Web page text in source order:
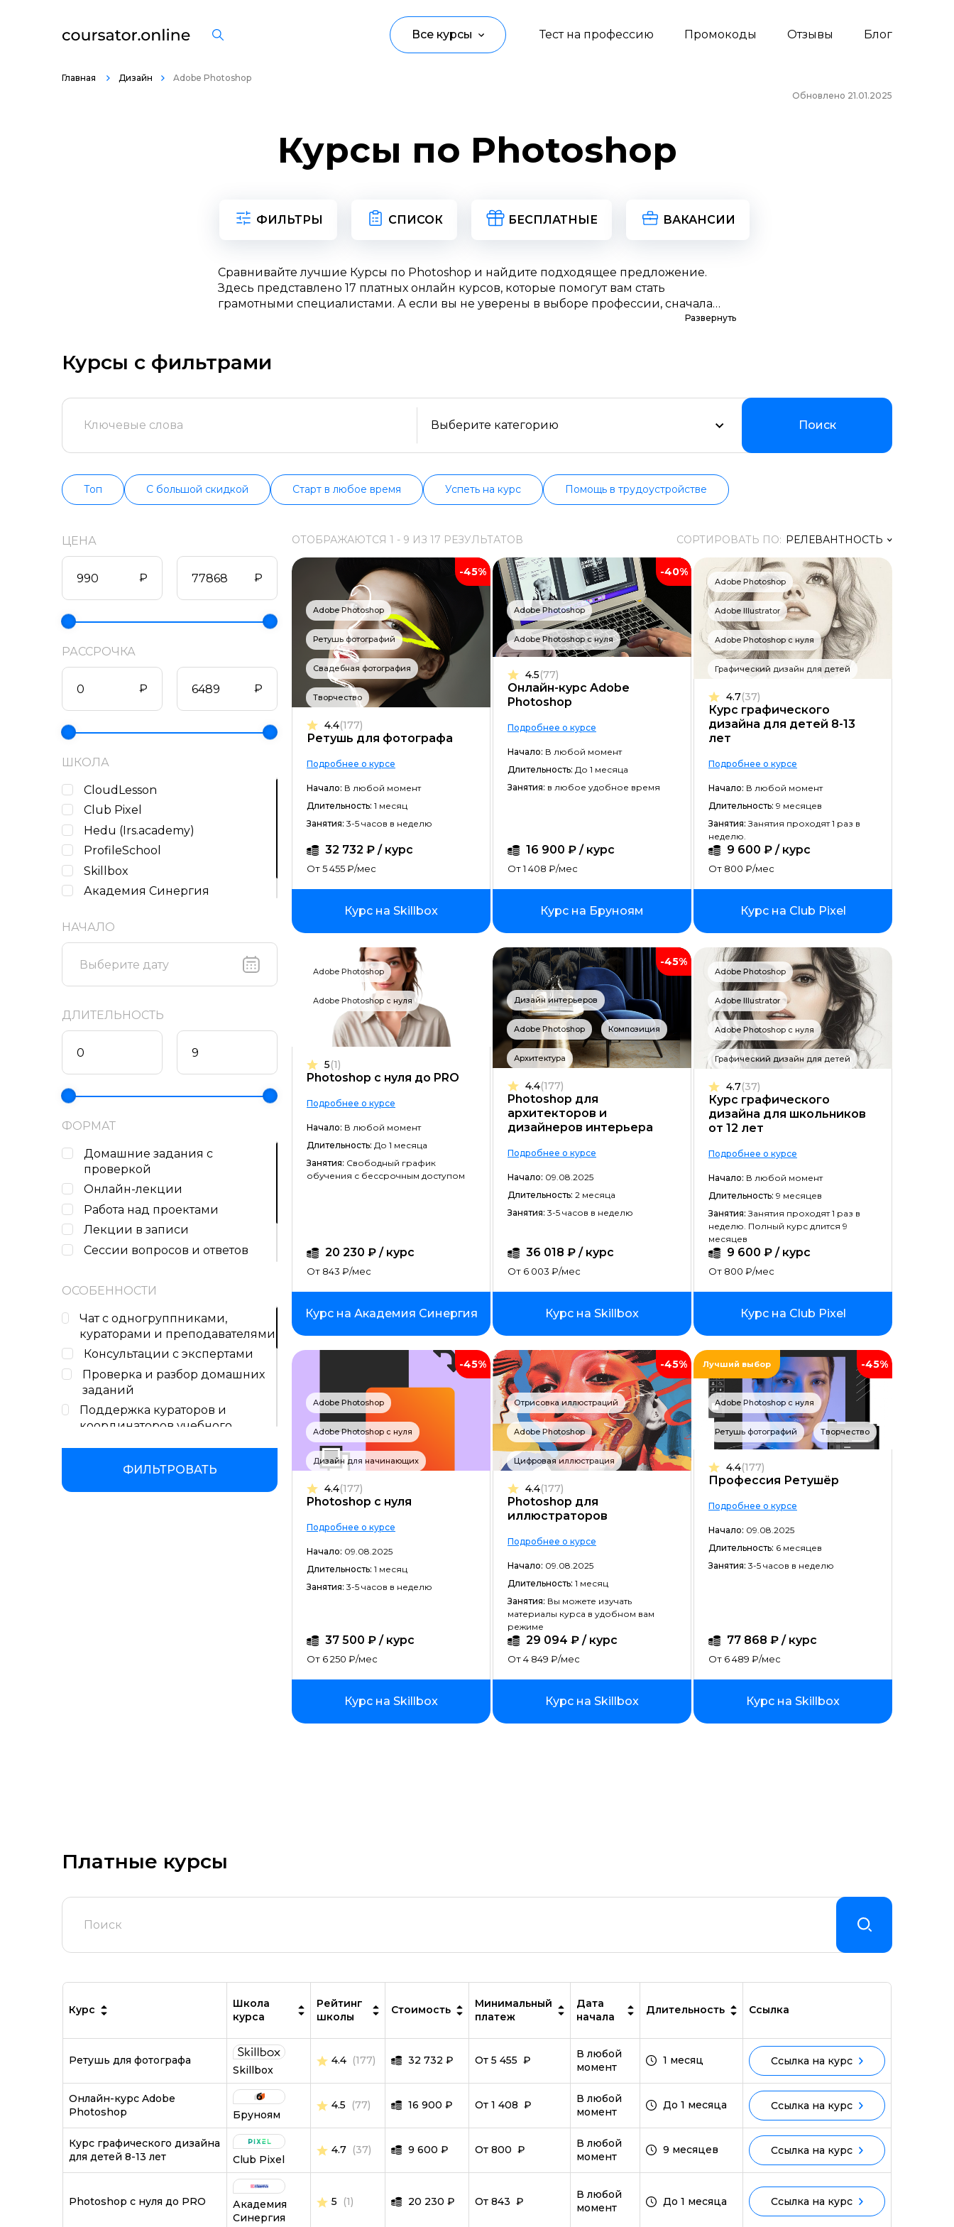
Тест на профессию Промокоды Отзывы Блог
Все курсы
Дизайн
Аналитика
Иностранные языки
Детям
Спорт
Саморазвитие
Другое
Рукоделие
Главная Дизайн
Adobe Photoshop
Обновлено 21.01.2025
Курсы по Photoshop
ФИЛЬТРЫ СПИСОК БЕСПЛАТНЫЕ ВАКАНСИИ
Сравнивайте лучшие Курсы по Photoshop и найдите подходящее предложение.
Здесь представлено 17 платных онлайн курсов, которые помогут вам стать
грамотными специалистами. А если вы не уверены в выборе профессии, сначала
попробуйте бесплатные варианты. Большой выбор обучающих программ по цене,
Развернуть
Курсы с фильтрами
Выберите категорию
Web-разработка
Python-разработка
Мобильная разработка
JavaScript-разработка
Frontend-разработка
Разработка игр
Системное администрирование
Java-разработка
Android-разработка
PHP-разработка
QA-тестирование
IOS-разработка
Разработка игр на Unity
Разработка на C#
Разработка на C++
Разработка на Kotlin
Разработка игр на Unreal Engine
Разработка на Swift
Фреймворк Laravel
Golang-разработка
VR/AR разработка
1C-разработка
Фреймворк React.JS
Фреймворк Django
Работа с GIT
Фреймворк Flutter
Алгоритмы и структуры данных
ООП
Программирование с нуля
Программирование с трудоустройством
Работа с Ansible
Backend-разработка
No-code разработка
Создание сайтов на тильде
Fullstack-разработка
Ruby
Terraform
Программирование дронов
Symfony
Тестировщик игр
TypeScript
Поиск
Топ С большой скидкой Старт в любое время Успеть на курс Помощь в трудоустройстве
ЦЕНА
₽ ₽
РАССРОЧКА
₽ ₽
ШКОЛА
CloudLesson
Club Pixel
Hedu (Irs.academy)
ProfileSchool
Skillbox
Академия Синергия
НАЧАЛО
ДЛИТЕЛЬНОСТЬ
ФОРМАТ
Домашние задания c
проверкой
Онлайн-лекции
Работа над проектами
Лекции в записи
Сессии вопросов и ответов
Тесты на закрепление
ОСОБЕННОСТИ
Чат с одногруппниками,
кураторами и преподавателями
Консультации с экспертами
Проверка и разбор домашних
заданий
Поддержка кураторов и
координаторов учебного
Бессрочный доступ к учебным
материалам
ФИЛЬТРОВАТЬ
ОТОБРАЖАЮТСЯ 1 - 9 ИЗ 17 РЕЗУЛЬТАТОВ СОРТИРОВАТЬ ПО: РЕЛЕВАНТНОСТЬ
Релевантность
Заголовок
Цена ↑
Цена ↓
Рассрочка ↑
Рассрочка ↓
Начало ↑
Начало ↓
Длительность ↑
Длительность ↓
-45%
Adobe Photoshop
Ретушь фотографий
Свадебная фотография
Творчество
Ретушь для фотографа
4.4(177)
Подробнее о курсе
Начало: В любой момент
Длительность: 1 месяц
Занятия: 3-5 часов в неделю
32 732 ₽ / курс
От 5 455 ₽/мес
Курс на Skillbox
-40%
Adobe Photoshop
Adobe Photoshop с нуля
Онлайн-курс Adobe
Photoshop
4.5(77)
Подробнее о курсе
Начало: В любой момент
Длительность: До 1 месяца
Занятия: в любое удобное время
16 900 ₽ / курс
От 1 408 ₽/мес
Курс на Бруноям
Adobe Photoshop
Adobe Illustrator
Adobe Photoshop с нуля
Графический дизайн для детей
Курс графического
дизайна для детей 8-13
лет
4.7(37)
Подробнее о курсе
Начало: В любой момент
Длительность: 9 месяцев
Занятия: Занятия проходят 1 раз в
неделю.
9 600 ₽ / курс
От 800 ₽/мес
Курс на Club Pixel
Adobe Photoshop
Adobe Photoshop с нуля
Photoshop с нуля до PRO
5(1)
Подробнее о курсе
Начало: В любой момент
Длительность: До 1 месяца
Занятия: Свободный график
обучения с бессрочным доступом
20 230 ₽ / курс
От 843 ₽/мес
Курс на Академия Синергия
-45%
Дизайн интерьеров
Adobe Photoshop Композиция
Архитектура
Photoshop для
архитекторов и
дизайнеров интерьера
4.4(177)
Подробнее о курсе
Начало: 09.08.2025
Длительность: 2 месяца
Занятия: 3-5 часов в неделю
36 018 ₽ / курс
От 6 003 ₽/мес
Курс на Skillbox
Adobe Photoshop
Adobe Illustrator
Adobe Photoshop с нуля
Графический дизайн для детей
Курс графического
дизайна для школьников
от 12 лет
4.7(37)
Подробнее о курсе
Начало: В любой момент
Длительность: 9 месяцев
Занятия: Занятия проходят 1 раз в
неделю. Полный курс длится 9
месяцев
9 600 ₽ / курс
От 800 ₽/мес
Курс на Club Pixel
-45%
Adobe Photoshop
Adobe Photoshop с нуля
Дизайн для начинающих
Photoshop с нуля
4.4(177)
Подробнее о курсе
Начало: 09.08.2025
Длительность: 1 месяц
Занятия: 3-5 часов в неделю
37 500 ₽ / курс
От 6 250 ₽/мес
Курс на Skillbox
-45%
Отрисовка иллюстраций
Adobe Photoshop
Цифровая иллюстрация
Photoshop для
иллюстраторов
4.4(177)
Подробнее о курсе
Начало: 09.08.2025
Длительность: 1 месяц
Занятия: Вы можете изучать
материалы курса в удобном вам
режиме
29 094 ₽ / курс
От 4 849 ₽/мес
Курс на Skillbox
Лучший выбор -45%
Adobe Photoshop с нуля
Ретушь фотографий Творчество
Профессия Ретушёр
4.4(177)
Подробнее о курсе
Начало: 09.08.2025
Длительность: 6 месяцев
Занятия: 3-5 часов в неделю
77 868 ₽ / курс
От 6 489 ₽/мес
Курс на Skillbox
Платные курсы
Курс
Школа
курса
Рейтинг
школы
Стоимость
Минимальный
платеж
Дата
начала
Длительность Ссылка
Ретушь для фотографа
Skillbox
4.4 (177) 32 732 ₽ От 5 455 ₽
В любой
момент
1 месяц Ссылка на курс
Онлайн-курс Adobe
Photoshop
Бруноям
4.5 (77) 16 900 ₽ От 1 408 ₽
В любой
момент
До 1 месяца Ссылка на курс
Курс графического дизайна
для детей 8-13 лет
Club Pixel
4.7 (37) 9 600 ₽ От 800 ₽
В любой
момент
9 месяцев Ссылка на курс
Photoshop с нуля до PRO
Академия
Синергия
5 (1) 20 230 ₽ От 843 ₽
В любой
момент
До 1 месяца Ссылка на курс